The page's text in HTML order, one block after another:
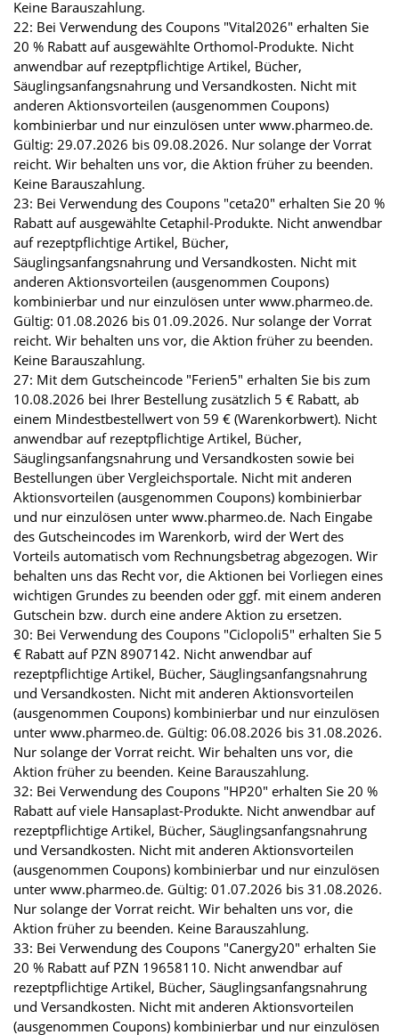
Keine Barauszahlung.
22: Bei Verwendung des Coupons "Vital2026" erhalten Sie
20 % Rabatt auf ausgewählte Orthomol-Produkte. Nicht
anwendbar auf rezeptpflichtige Artikel, Bücher,
Säuglingsanfangsnahrung und Versandkosten. Nicht mit
anderen Aktionsvorteilen (ausgenommen Coupons)
kombinierbar und nur einzulösen unter www.pharmeo.de.
Gültig: 29.07.2026 bis 09.08.2026. Nur solange der Vorrat
reicht. Wir behalten uns vor, die Aktion früher zu beenden.
Keine Barauszahlung.
23: Bei Verwendung des Coupons "ceta20" erhalten Sie 20 %
Rabatt auf ausgewählte Cetaphil-Produkte. Nicht anwendbar
auf rezeptpflichtige Artikel, Bücher,
Säuglingsanfangsnahrung und Versandkosten. Nicht mit
anderen Aktionsvorteilen (ausgenommen Coupons)
kombinierbar und nur einzulösen unter www.pharmeo.de.
Gültig: 01.08.2026 bis 01.09.2026. Nur solange der Vorrat
reicht. Wir behalten uns vor, die Aktion früher zu beenden.
Keine Barauszahlung.
27: Mit dem Gutscheincode "Ferien5" erhalten Sie bis zum
10.08.2026 bei Ihrer Bestellung zusätzlich 5 € Rabatt, ab
einem Mindestbestellwert von 59 € (Warenkorbwert). Nicht
anwendbar auf rezeptpflichtige Artikel, Bücher,
Säuglingsanfangsnahrung und Versandkosten sowie bei
Bestellungen über Vergleichsportale. Nicht mit anderen
Aktionsvorteilen (ausgenommen Coupons) kombinierbar
und nur einzulösen unter www.pharmeo.de. Nach Eingabe
des Gutscheincodes im Warenkorb, wird der Wert des
Vorteils automatisch vom Rechnungsbetrag abgezogen. Wir
behalten uns das Recht vor, die Aktionen bei Vorliegen eines
wichtigen Grundes zu beenden oder ggf. mit einem anderen
Gutschein bzw. durch eine andere Aktion zu ersetzen.
30: Bei Verwendung des Coupons "Ciclopoli5" erhalten Sie 5
€ Rabatt auf PZN 8907142. Nicht anwendbar auf
rezeptpflichtige Artikel, Bücher, Säuglingsanfangsnahrung
und Versandkosten. Nicht mit anderen Aktionsvorteilen
(ausgenommen Coupons) kombinierbar und nur einzulösen
unter www.pharmeo.de. Gültig: 06.08.2026 bis 31.08.2026.
Nur solange der Vorrat reicht. Wir behalten uns vor, die
Aktion früher zu beenden. Keine Barauszahlung.
32: Bei Verwendung des Coupons "HP20" erhalten Sie 20 %
Rabatt auf viele Hansaplast-Produkte. Nicht anwendbar auf
rezeptpflichtige Artikel, Bücher, Säuglingsanfangsnahrung
und Versandkosten. Nicht mit anderen Aktionsvorteilen
(ausgenommen Coupons) kombinierbar und nur einzulösen
unter www.pharmeo.de. Gültig: 01.07.2026 bis 31.08.2026.
Nur solange der Vorrat reicht. Wir behalten uns vor, die
Aktion früher zu beenden. Keine Barauszahlung.
33: Bei Verwendung des Coupons "Canergy20" erhalten Sie
20 % Rabatt auf PZN 19658110. Nicht anwendbar auf
rezeptpflichtige Artikel, Bücher, Säuglingsanfangsnahrung
und Versandkosten. Nicht mit anderen Aktionsvorteilen
(ausgenommen Coupons) kombinierbar und nur einzulösen